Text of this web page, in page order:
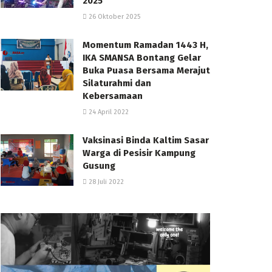
26 Oktober 2025
Momentum Ramadan 1443 H,
IKA SMANSA Bontang Gelar
Buka Puasa Bersama Merajut
Silaturahmi dan
Kebersamaan
24 April 2022
Vaksinasi Binda Kaltim Sasar
Warga di Pesisir Kampung
Gusung
28 Juli 2022